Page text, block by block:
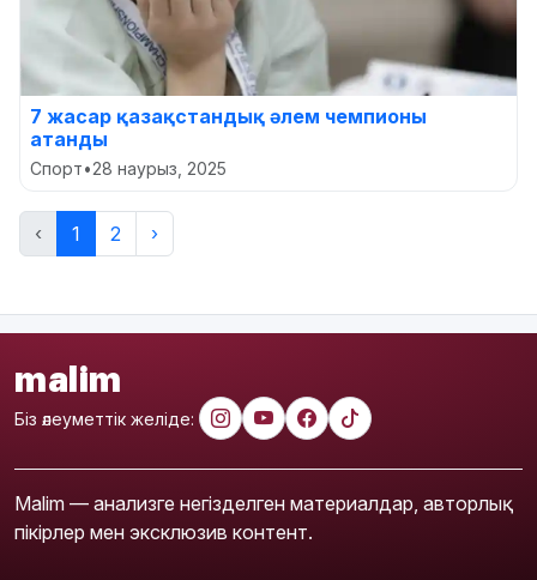
7 жасар қазақстандық әлем чемпионы
атанды
Спорт•28 наурыз, 2025
‹ 1 2 ›
malim
Біз әлеуметтік желіде:
Malim — анализге негізделген материалдар, авторлық
пікірлер мен эксклюзив контент.